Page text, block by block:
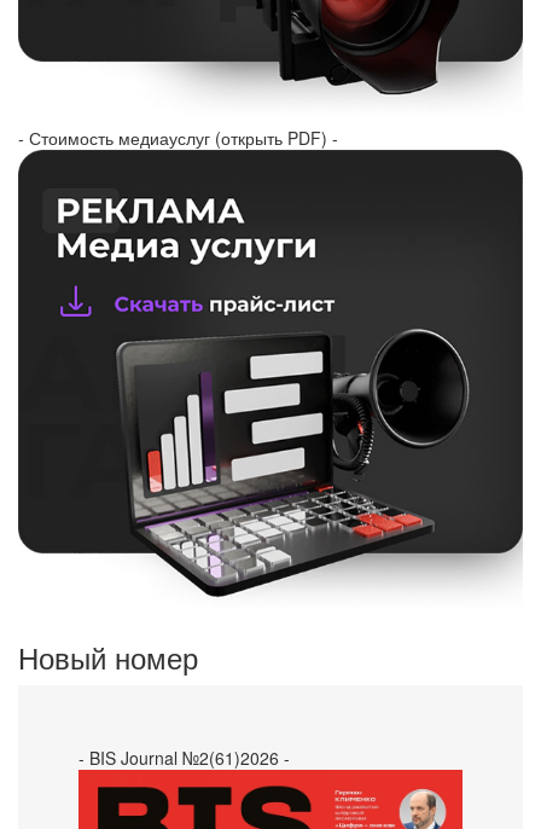
- Стоимость медиауслуг (открыть PDF) -
Новый номер
- BIS Journal №2(61)2026 -